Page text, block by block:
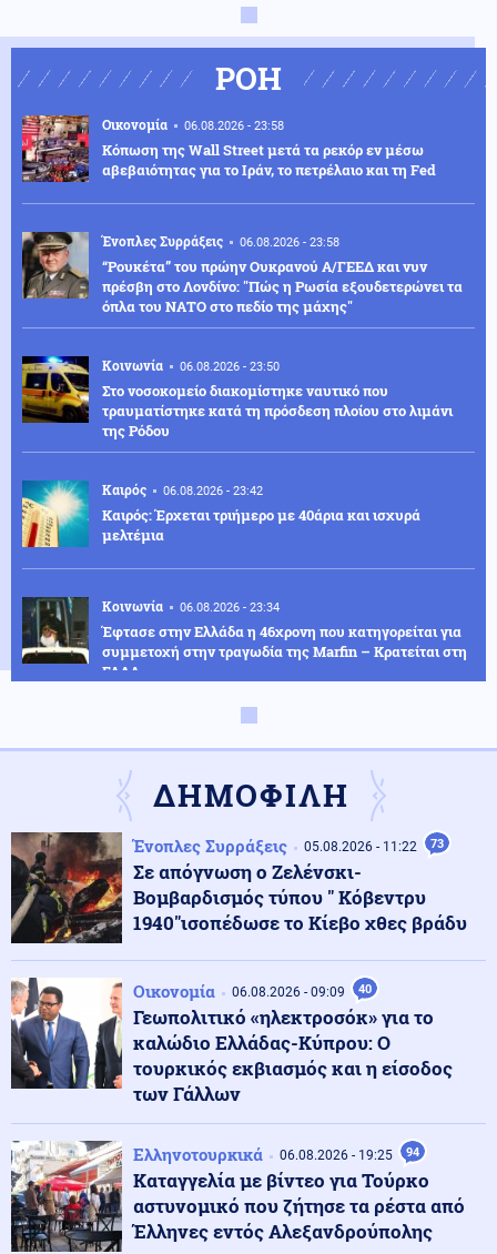
ΡΟΗ
Οικονομία 06.08.2026 - 23:58
Κόπωση της Wall Street μετά τα ρεκόρ εν μέσω
αβεβαιότητας για το Ιράν, το πετρέλαιο και τη Fed
Ένοπλες Συρράξεις 06.08.2026 - 23:58
“Ρουκέτα” του πρώην Ουκρανού Α/ΓΕΕΔ και νυν
πρέσβη στο Λονδίνο: "Πώς η Ρωσία εξουδετερώνει τα
όπλα του ΝΑΤΟ στο πεδίο της μάχης"
Κοινωνία 06.08.2026 - 23:50
Στο νοσοκομείο διακομίστηκε ναυτικό που
τραυματίστηκε κατά τη πρόσδεση πλοίου στο λιμάνι
της Ρόδου
Καιρός 06.08.2026 - 23:42
Καιρός: Έρχεται τριήμερο με 40άρια και ισχυρά
μελτέμια
Κοινωνία 06.08.2026 - 23:34
Έφτασε στην Ελλάδα η 46χρονη που κατηγορείται για
συμμετοχή στην τραγωδία της Marfin – Κρατείται στη
ΓΑΔΑ
ΗΠΑ: Στήριξη στην Ισπανία για Θέουτα και Μελίγια,
επίθεση στον Σάντσεθ για το μεταναστευτικό
Μέση Ανατολή 06.08.2026 - 23:17
Ισραήλ: «Φρένο» στην αποχώρηση από νέες περιοχές
του νότιου Λιβάνου έως ότου εφαρμοστεί η συμφωνία
Κόσμος 06.08.2026 - 23:14
Επιβεβαιώνεται η ανοδική τάση της AfD στη Γερμανία:
Στο 28% ανέβηκε, βυθίζεται η δημοτικότητα του Μερτς
Κόσμος 06.08.2026 - 23:07
Ξεκινά δελτίο νερού στο Πουέρτο Ρίκο λόγω της
ξηρασίας
Κοινωνία 06.08.2026 - 23:06
Διατάχθηκε ΕΔΕ για τους αστυνομικούς που
εμπλέκονται στην υπόθεση της 75χρονης στα Χανιά
ΔΗΜΟΦΙΛΗ
Ένοπλες Συρράξεις 05.08.2026 - 11:22 73
Σε απόγνωση ο Ζελένσκι-
Βομβαρδισμός τύπου " Κόβεντρυ
1940"ισοπέδωσε το Κίεβο χθες βράδυ
Οικονομία 06.08.2026 - 09:09 40
Γεωπολιτικό «ηλεκτροσόκ» για το
καλώδιο Ελλάδας-Κύπρου: Ο
τουρκικός εκβιασμός και η είσοδος
των Γάλλων
Ελληνοτουρκικά 06.08.2026 - 19:25 94
Καταγγελία με βίντεο για Τούρκο
αστυνομικό που ζήτησε τα ρέστα από
Έλληνες εντός Αλεξανδρούπολης